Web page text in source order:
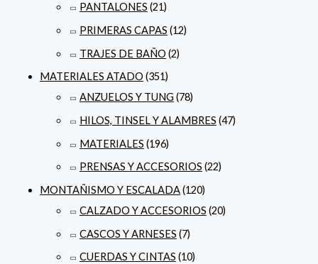
PANTALONES (21)
PRIMERAS CAPAS (12)
TRAJES DE BAÑO (2)
MATERIALES ATADO (351)
ANZUELOS Y TUNG (78)
HILOS, TINSEL Y ALAMBRES (47)
MATERIALES (196)
PRENSAS Y ACCESORIOS (22)
MONTAÑISMO Y ESCALADA(120)
CALZADO Y ACCESORIOS (20)
CASCOS Y ARNESES (7)
CUERDAS Y CINTAS (10)